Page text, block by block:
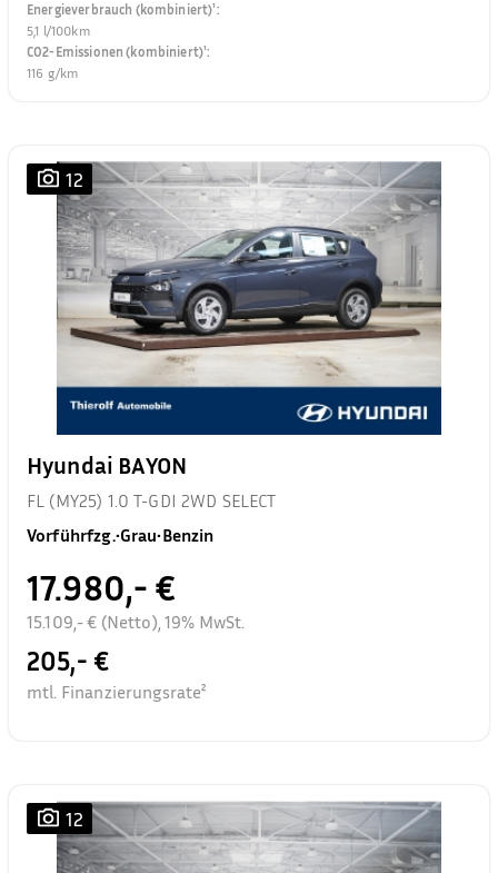
Energieverbrauch (kombiniert)¹:
5,1 l/100km
CO2-Emissionen (kombiniert)¹:
116 g/km
12
Hyundai BAYON
FL (MY25) 1.0 T-GDI 2WD SELECT
Vorführfzg.•Grau•Benzin
17.980,- €
15.109,- € (Netto), 19% MwSt.
205,- €
mtl. Finanzierungsrate²
12